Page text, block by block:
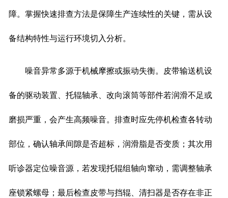
障。掌握快速排查方法是保障生产连续性的关键，需从设
备结构特性与运行环境切入分析。
噪音异常多源于机械摩擦或振动失衡。皮带输送机设
备的驱动装置、托辊轴承、改向滚筒等部件若润滑不足或
磨损严重，会产生高频噪音。排查时应先停机检查各转动
部位，确认轴承间隙是否超标，润滑脂是否变质；其次用
听诊器定位噪音源，若发现托辊组轴向窜动，需调整轴承
座锁紧螺母；最后检查皮带与挡辊、清扫器是否存在非正